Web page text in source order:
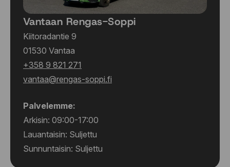
Vantaan Rengas-Soppi
Kiitoradantie 9
01530 Vantaa
+358 9 821 271
vantaa@rengas-soppi.fi
Palvelemme:
Arkisin: 09:00-17:00
Lauantaisin: Suljettu
Sunnuntaisin: Suljettu